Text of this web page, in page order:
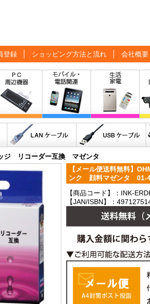
登録 ショッピング方法と流れ 会社概要
ジ リコーダー互換 マゼンタ
【メール便送料無料】
ンク 顔料マゼンタ 01-
【商品コード】：INK-
【JAN/ISBN】：